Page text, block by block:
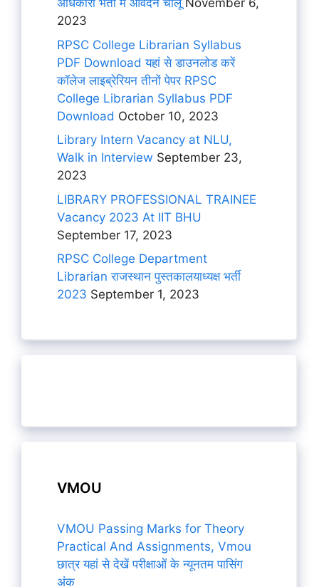
अधिकारी भर्ती में आवेदन चालूNovember 6,
2023
RPSC College Librarian Syllabus
PDF Download यहां से डाउनलोड करें
कॉलेज लाइब्रेरियन तीनों पेपर RPSC
College Librarian Syllabus PDF
Download October 10, 2023
Library Intern Vacancy at NLU,
Walk in Interview September 23,
2023
LIBRARY PROFESSIONAL TRAINEE
Vacancy 2023 At IIT BHU
September 17, 2023
RPSC College Department
Librarian राजस्थान पुस्तकालयाध्यक्ष भर्ती
2023 September 1, 2023
VMOU
VMOU Passing Marks for Theory
Practical And Assignments, Vmou
छात्र यहां से देखें परीक्षाओं के न्यूनतम पासिंग
अंक